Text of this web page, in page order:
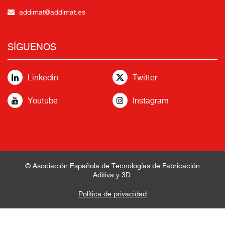
addimat@addimat.es
SÍGUENOS
Linkedin Twitter
Youtube Instagram
© Asociación Española de Tecnologías de Fabricación
Aditiva y 3D.
Política de privacidad